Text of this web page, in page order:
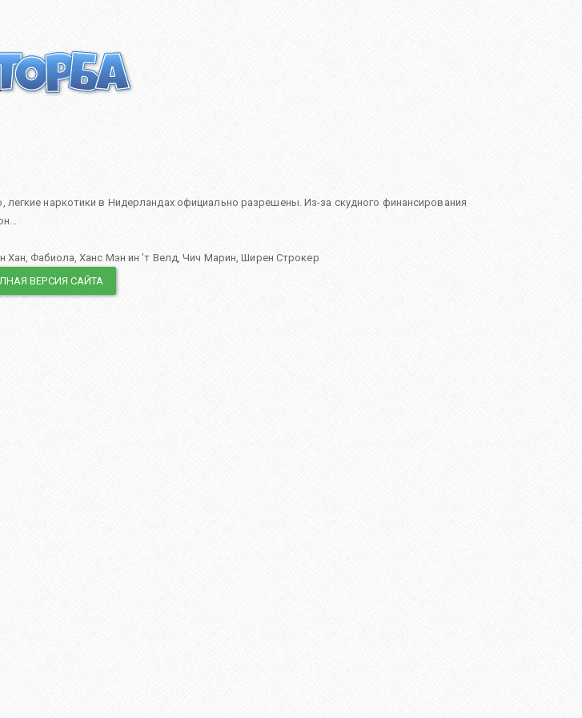
наркотики в Нидерландах официально разрешены. Из-за скудного финансирования
Хан,Фабиола,Ханс Мэн ин 'т Велд,Чич Марин,Ширен Строкер
ВЕРСИЯ САЙТА